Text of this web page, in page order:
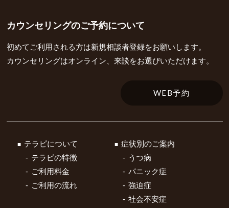
カウンセリングのご予約について
初めてご利用される方は新規相談者登録をお願いします。
カウンセリングはオンライン、来談をお選びいただけます。
WEB予約
テラピについて
テラピの特徴
ご利用料金
ご利用の流れ
症状別のご案内
うつ病
パニック症
強迫症
社会不安症